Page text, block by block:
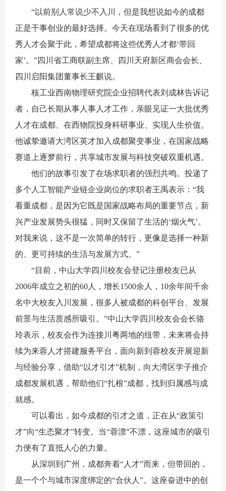
“以前别人常说少不入川，但是我想说如今的成都
正是干事创业的最好选择。今天在现场看到了很多的优
秀人才会聚于此，希望成都将这些优秀人才都‘带回
家’。”四川省工商联副主席、四川天府新区商会会长、
四川启阳集团董事长王麒说。
核工业西南物理研究院企业招聘代表刘成林告诉记
者，自己长期从事人事人才工作，亲眼见证一大批优秀
人才在成都、在西物院投身科研事业、实现人生价值。
他诚挚邀请大湾区英才加入成都聚变事业，在国家战略
赛道上逐梦前行，共享城市发展与科技突破双重机遇。
他们的故事引发了在场求职者的强烈共鸣。投递了
多个人工智能产业链企业岗位的求职者王禹表示：“我
看重成都，是因为它既是国家战略布局的重要节点，新
兴产业发展势头很猛，同时又保留了生活的‘烟火气’。
对我来说，这不是一次简单的转行，更像是选择一种新
的、更可持续的生活与发展方式。”
“目前，中山大学四川校友会登记注册校友已从
2006年成立之初的60人，增长1500余人，10余年间千余
名中大校友入川发展，很多人被成都的科创平台、发展
前景与生活质感所吸引。”中山大学四川校友会会长骆
玲表示，校友会作为连接川粤两地的纽带，未来将会持
续为来蓉人才搭建服务平台，面向新到蓉校友开展迎新
与经验分享，借助“以才引才”机制，向大湾区学子推介
成都发展机遇，帮助他们“扎根”成都，找到归属感与成
就感。
可以看出，如今成都的引才之道，正在从“政策引
才”向“生态聚才”转变。当“蓉漂”不漂，这座城市的吸引
力便有了直抵人心的力量。
从深圳到广州，成都奔着“人才”而来，但带回的，
是一个个与城市深度绑定的“合伙人”。这座奋进中的创